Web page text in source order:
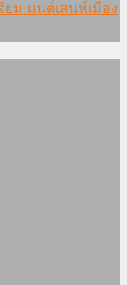
ยม มนต์เสน่ห์เมือง